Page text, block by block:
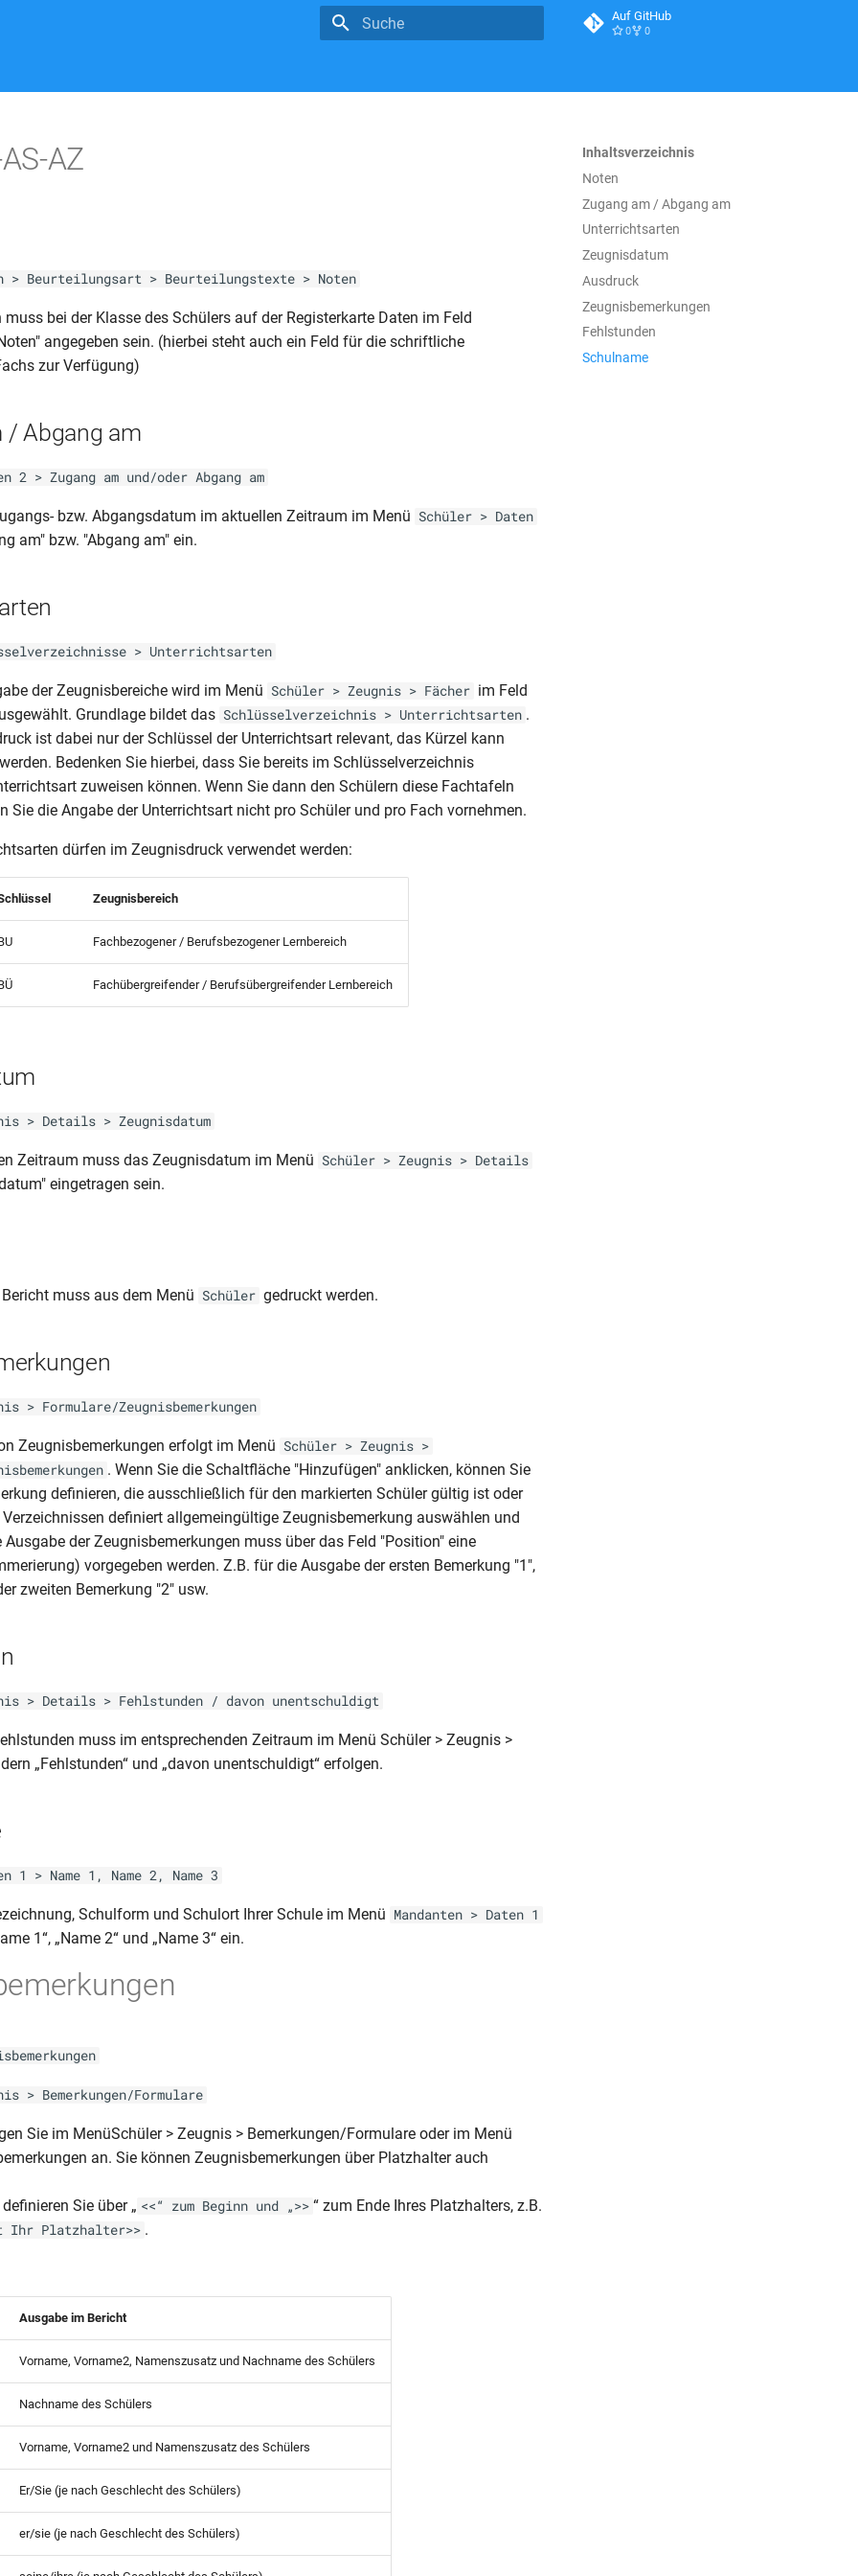
Auf GitHub
0 0
Inhaltsverzeichnis
Noten
Zugang am / Abgang am
Unterrichtsarten
Zeugnisdatum
Ausdruck
Zeugnisbemerkungen
Fehlstunden
Schulname
AZ
> Beurteilungsart > Beurteilungstexte > Noten
bei der Klasse des Schülers auf der Registerkarte Daten im Feld
angegeben sein. (hierbei steht auch ein Feld für die schriftliche
zur Verfügung)
/ Abgang am
2 > Zugang am und/oder Abgang am
bzw. Abgangsdatum im aktuellen Zeitraum im Menü Schüler > Daten
am" bzw. "Abgang am" ein.
> Unterrichtsarten
der Zeugnisbereiche wird im Menü Schüler > Zeugnis > Fächer im Feld
Grundlage bildet das Schlüsselverzeichnis > Unterrichtsarten .
ist dabei nur der Schlüssel der Unterrichtsart relevant, das Kürzel kann
Bedenken Sie hierbei, dass Sie bereits im Schlüsselverzeichnis
zuweisen können. Wenn Sie dann den Schülern diese Fachtafeln
Sie die Angabe der Unterrichtsart nicht pro Schüler und pro Fach vornehmen.
dürfen im Zeugnisdruck verwendet werden:
Zeugnisbereich
Fachbezogener / Berufsbezogener Lernbereich
Fachübergreifender / Berufsübergreifender Lernbereich
> Details > Zeugnisdatum
Zeitraum muss das Zeugnisdatum im Menü Schüler > Zeugnis > Details
eingetragen sein.
muss aus dem Menü Schüler gedruckt werden.
> Formulare/Zeugnisbemerkungen
Zeugnisbemerkungen erfolgt im Menü Schüler > Zeugnis >
. Wenn Sie die Schaltfläche "Hinzufügen" anklicken, können Sie
definieren, die ausschließlich für den markierten Schüler gültig ist oder
definiert allgemeingültige Zeugnisbemerkung auswählen und
Ausgabe der Zeugnisbemerkungen muss über das Feld "Position" eine
vorgegeben werden. Z.B. für die Ausgabe der ersten Bemerkung "1",
zweiten Bemerkung "2" usw.
> Details > Fehlstunden / davon unentschuldigt
muss im entsprechenden Zeitraum im Menü Schüler > Zeugnis >
„Fehlstunden“ und „davon unentschuldigt“ erfolgen.
1 > Name 1, Name 2, Name 3
Schulform und Schulort Ihrer Schule im Menü Mandanten > Daten 1
1“, „Name 2“ und „Name 3“ ein.
> Bemerkungen/Formulare
Sie im MenüSchüler > Zeugnis > Bemerkungen/Formulare oder im Menü
an. Sie können Zeugnisbemerkungen über Platzhalter auch
Sie über „ <<“ zum Beginn und „>> “ zum Ende Ihres Platzhalters, z.B.
Ihr Platzhalter>> .
Ausgabe im Bericht
Vorname, Vorname2, Namenszusatz und Nachname des Schülers
Nachname des Schülers
Vorname, Vorname2 und Namenszusatz des Schülers
Er/Sie (je nach Geschlecht des Schülers)
er/sie (je nach Geschlecht des Schülers)